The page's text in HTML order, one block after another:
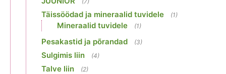
Täissöödad ja mineraalid tuvidele (1)
Mineraalid tuvidele (1)
Pesakastid ja põrandad (3)
Sulgimis liin (4)
Talve liin (2)